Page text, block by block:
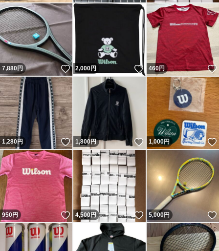
7,880円 いいね！
2,000円 いいね！
460円
1,280円 いいね！
1,800円 いいね！
1,000円
950円 いいね！
4,500円 いいね！
5,000円